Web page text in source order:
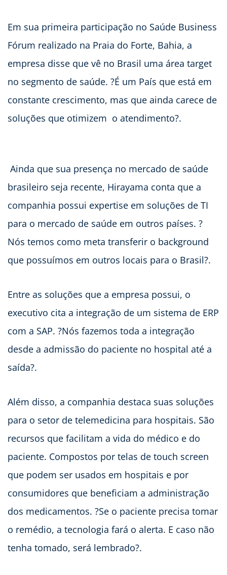
Em sua primeira participação no Saúde Business
Fórum realizado na Praia do Forte, Bahia, a
empresa disse que vê no Brasil uma área target
no segmento de saúde. ?É um País que está em
constante crescimento, mas que ainda carece de
soluções que otimizem o atendimento?.
Ainda que sua presença no mercado de saúde
brasileiro seja recente, Hirayama conta que a
companhia possui expertise em soluções de TI
para o mercado de saúde em outros países. ?
Nós temos como meta transferir o background
que possuímos em outros locais para o Brasil?.
Entre as soluções que a empresa possui, o
executivo cita a integração de um sistema de ERP
com a SAP. ?Nós fazemos toda a integração
desde a admissão do paciente no hospital até a
saída?.
Além disso, a companhia destaca suas soluções
para o setor de telemedicina para hospitais. São
recursos que facilitam a vida do médico e do
paciente. Compostos por telas de touch screen
que podem ser usados em hospitais e por
consumidores que beneficiam a administração
dos medicamentos. ?Se o paciente precisa tomar
o remédio, a tecnologia fará o alerta. E caso não
tenha tomado, será lembrado?.